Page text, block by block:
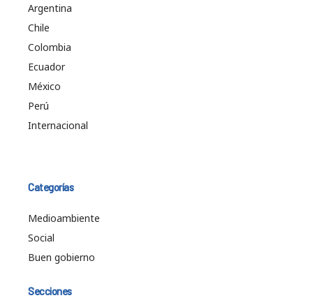
Argentina
Chile
Colombia
Ecuador
México
Perú
Internacional
Categorías
Medioambiente
Social
Buen gobierno
Secciones